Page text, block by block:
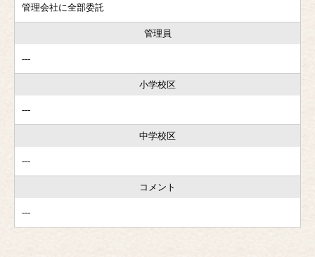
管理会社に全部委託
管理員
---
小学校区
---
中学校区
---
コメント
---